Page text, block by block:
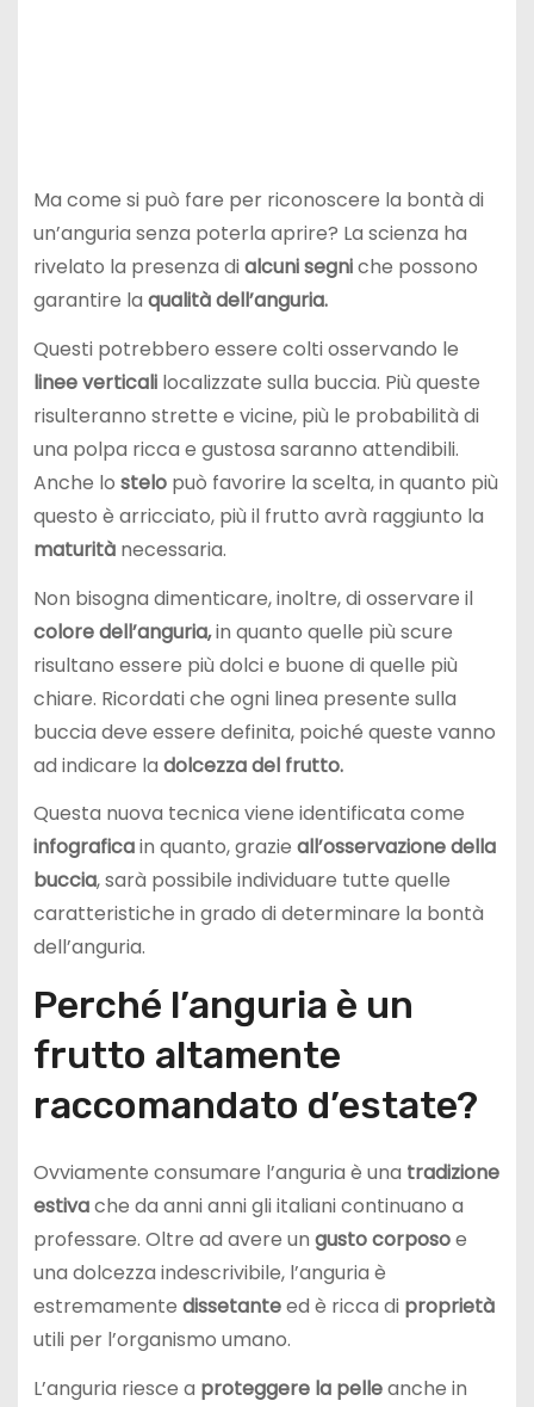
Ma come si può fare per riconoscere la bontà di
un’anguria senza poterla aprire? La scienza ha
rivelato la presenza dialcuni segniche possono
garantire la qualità dell’anguria.
Questi potrebbero essere colti osservando le
lineeverticalilocalizzate sulla buccia. Più queste
risulteranno strette e vicine, più le probabilità di
una polpa ricca e gustosa saranno attendibili.
Anche lo stelopuò favorire la scelta, in quanto più
questo è arricciato, più il frutto avrà raggiunto la
maturitànecessaria.
Non bisogna dimenticare, inoltre, di osservare il
colore dell’anguria,in quanto quelle più scure
risultano essere più dolci e buone di quelle più
chiare. Ricordati che ogni linea presente sulla
buccia deve essere definita, poiché queste vanno
ad indicare la dolcezza del frutto.
Questa nuova tecnica viene identificata come
infograficain quanto, grazie all’osservazione della
buccia, sarà possibile individuare tutte quelle
caratteristiche in grado di determinare la bontà
dell’anguria.
Perché l’anguria è un
frutto altamente
raccomandato d’estate?
Ovviamente consumare l’anguria è una tradizione
estivache da anni anni gli italiani continuano a
professare. Oltre ad avere un gusto corposoe
una dolcezza indescrivibile, l’anguria è
estremamente dissetanteed è ricca di proprietà
utili per l’organismo umano.
L’anguria riesce a proteggere la pelleanche in